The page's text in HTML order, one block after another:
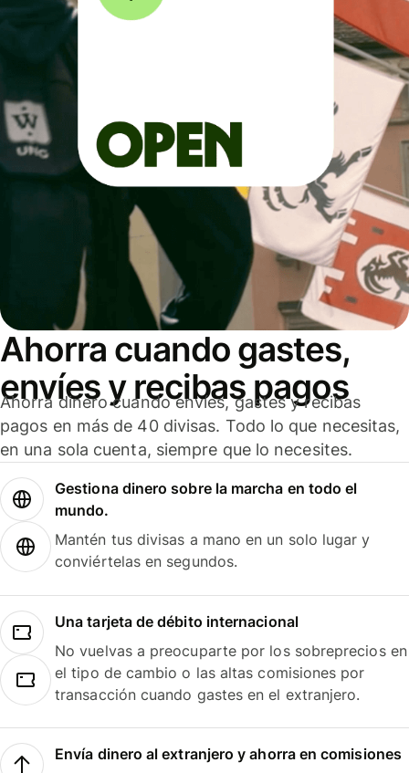
Ahorra cuando gastes,
envíes y recibas pagos
Ahorra dinero cuando envíes, gastes y recibas
pagos en más de 40 divisas. Todo lo que necesitas,
en una sola cuenta, siempre que lo necesites.
Gestiona dinero sobre la marcha en todo el
mundo.
Mantén tus divisas a mano en un solo lugar y
conviértelas en segundos.
Una tarjeta de débito internacional
No vuelvas a preocuparte por los sobreprecios en
el tipo de cambio o las altas comisiones por
transacción cuando gastes en el extranjero.
Envía dinero al extranjero y ahorra en comisiones